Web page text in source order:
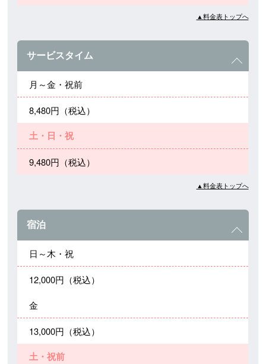
▲料金表トップへ
サービスタイム
月～金・祝前
8,480円（税込）
土・日・祝
9,480円（税込）
▲料金表トップへ
宿泊
日～木・祝
12,000円（税込）
金
13,000円（税込）
土・祝前